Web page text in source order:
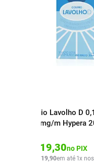
Colírio Lavolho D
0,30mg/m Hypera
19,30no PIX
19,90em até 1x